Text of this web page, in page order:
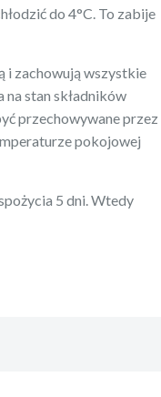
do 4°C. To zabije
i zachowują wszystkie
stan składników
przechowywane przez
pokojowej
5 dni. Wtedy